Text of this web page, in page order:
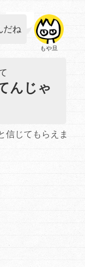
もや旦
だね
んじゃ
信じてもらえま